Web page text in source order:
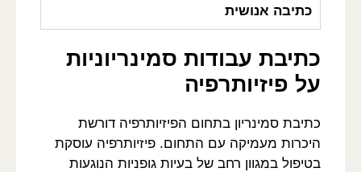
כתיבה אנושית
כתיבת עבודות סמינריוניות
על פיזיותרפיה
כתיבת סמינריון בתחום הפיזיותרפיה דורשת
היכרות מעמיקה עם התחום. פיזיותרפיה עוסקת
בטיפול במגוון רחב של בעיות גופניות הנוגעות